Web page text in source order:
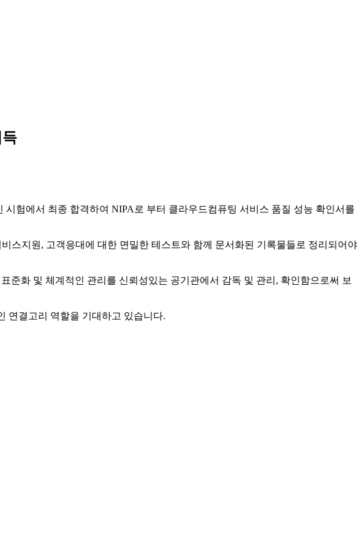
험에서 최종 합격하여 NIPA로 부터 클라우드컴퓨팅 서비스 품질 성능 확인서를
스지원, 고객응대에 대한 면밀한 테스트와 함께 문서화된 기록물들로 정리되어야
준화 및 체계적인 관리를 신뢰성있는 공기관에서 감독 및 관리, 확인함으로써 보
연결고리 역할을 기대하고 있습니다.